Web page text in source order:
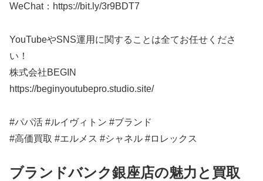
WeChat：https://bit.ly/3r9BDT7
YouTubeやSNS運用に関することは全てお任せくださ
い！
株式会社BEGIN
https://beginyoutubepro.studio.site/
#パパ活 #ルイヴィトン #ブランド
#高価買取 #エルメス #シャネル #ロレックス
ブランドバンク銀座店の魅力と買取